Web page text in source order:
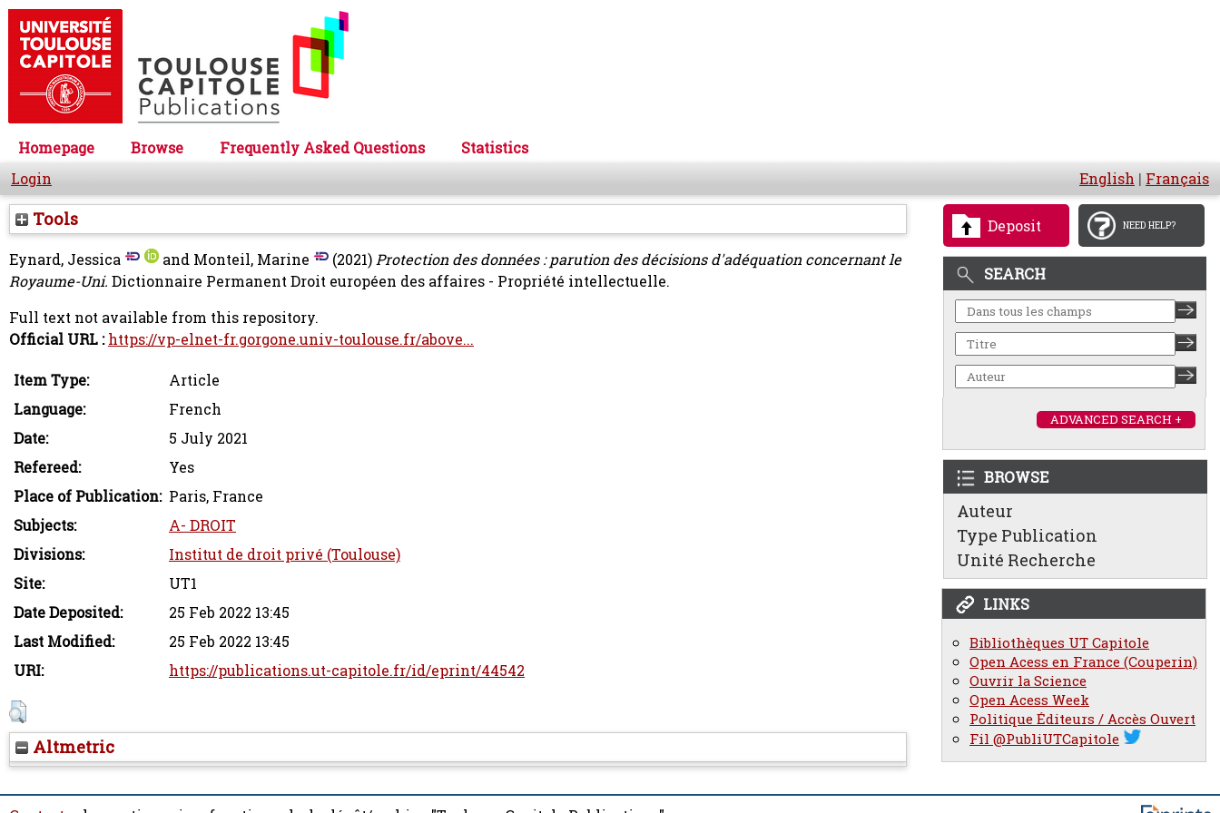
Homepage Browse Frequently Asked Questions
Statistics
Login
English | Français
Deposit NEED HELP?
SEARCH
ADVANCED SEARCH +
BROWSE
Auteur
Type Publication
Unité Recherche
LINKS
Bibliothèques UT Capitole
Open Acess en France (Couperin)
Ouvrir la Science
Open Acess Week
Politique Éditeurs / Accès Ouvert
Fil @PubliUTCapitole
Tools
Eynard, Jessica and Monteil, Marine (2021)Protection des données : parution des décisions d'adéquation concernant le
Royaume-Uni. Dictionnaire Permanent Droit européen des affaires - Propriété intellectuelle.
Full text not available from this repository.
Official URL : https://vp-elnet-fr.gorgone.univ-toulouse.fr/above...
Item Type:
Article
Language:
French
Date:
5 July 2021
Refereed:
Yes
Place of Publication: Paris, France
Subjects:
A- DROIT
Divisions:
Institut de droit privé (Toulouse)
Site:
UT1
Date Deposited:
25 Feb 2022 13:45
Last Modified:
25 Feb 2022 13:45
URI:
https://publications.ut-capitole.fr/id/eprint/44542
Altmetric